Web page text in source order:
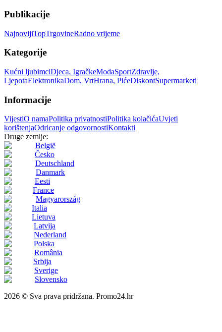
Publikacije
NajnovijiTopTrgovineRadno vrijeme
Kategorije
Kućni ljubimciDjeca, IgračkeModaSportZdravlje,
LjepotaElektronikaDom, VrtHrana, PićeDiskontSupermarketi
Informacije
VijestiO namaPolitika privatnostiPolitika kolačićaUvjeti
korištenjaOdricanje odgovornostiKontakti
Druge zemlje:
België
Česko
Deutschland
Danmark
Eesti
France
Magyarország
Italia
Lietuva
Latvija
Nederland
Polska
România
Srbija
Sverige
Slovensko
2026 © Sva prava pridržana. Promo24.hr